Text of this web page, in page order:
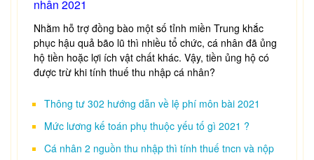
nhân 2021
Nhằm hỗ trợ đồng bào một số tỉnh miền Trung khắc
phục hậu quả bão lũ thì nhiều tổ chức, cá nhân đã ủng
hộ tiền hoặc lợi ích vật chất khác. Vậy, tiền ủng hộ có
được trừ khi tính thuế thu nhập cá nhân?
Thông tư 302 hướng dẫn về lệ phí môn bài 2021
Mức lương kế toán phụ thuộc yếu tố gì 2021 ?
Cá nhân 2 nguồn thu nhập thì tính thuế tncn và nộp